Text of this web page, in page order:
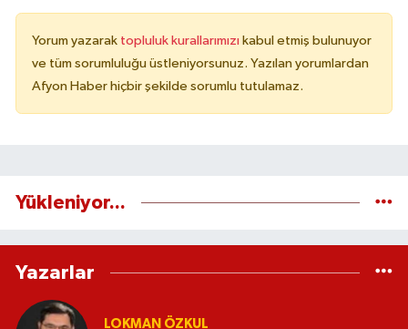
Yorum yazarak topluluk kurallarımızı kabul etmiş bulunuyor
ve tüm sorumluluğu üstleniyorsunuz. Yazılan yorumlardan
Afyon Haber hiçbir şekilde sorumlu tutulamaz.
Yükleniyor...
Yazarlar
LOKMAN ÖZKUL